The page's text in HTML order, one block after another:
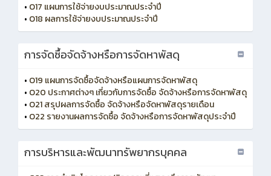
• O17 แผนการใช้จ่ายงบประมาณประจำปี
• O18 ผลการใช้จ่ายงบประมาณประจำปี
การจัดซื้อจัดจ้างหรือการจัดหาพัสดุ
• O19 แผนการจัดซื้อจัดจ้างหรือแผนการจัดหาพัสดุ
• O20 ประกาศต่างๆ เกี่ยวกับการจัดซื้อ จัดจ้างหรือการจัดหาพัสดุ
• O21 สรุปผลการจัดซื้อ จัดจ้างหรือจัดหาพัสดุรายเดือน
• O22 รายงานผลการจัดซื้อ จัดจ้างหรือการจัดหาพัสดุประจำปี
การบริหารและพัฒนาทรัพยากรบุคคล